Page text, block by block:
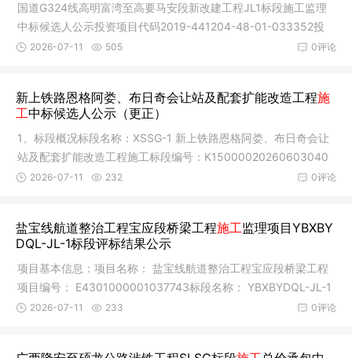
国道G324线高明富湾至高要马安段新改建工程JL1标段施工监理
中标候选人公示投资项目代码2019-441204-48-01-033352投
资项目名称国
0评论
2026-07-11 505
新上铁路恩格阿娄、布日奇会让站及配套扩能改造工程施
工中标候选人公示（更正）
1、标段概况标段名称：XSSG-1 新上铁路恩格阿娄、布日奇会让
站及配套扩能改造工程施工标段编号：K15000020260603040
01001开标时
0评论
2026-07-11 232
盐宝线航道整治工程宝应段桥梁工程施工监理项目YBXBY
DQL-JL-1标段评标结果公示
项目基本信息：项目名称： 盐宝线航道整治工程宝应段桥梁工程
项目编号： E4301000001037743标段名称： YBXBYDQL-JL-1
标段编号：
0评论
2026-07-11 233